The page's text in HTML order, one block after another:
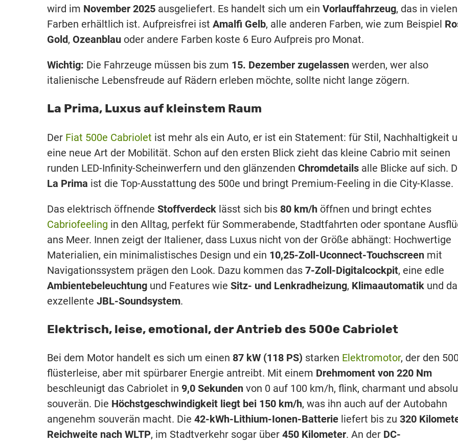
wird im November 2025 ausgeliefert. Es handelt sich um ein Vorlauffahrzeug, das in vielen
Farben erhältlich ist. Aufpreisfrei ist Amalfi Gelb, alle anderen Farben, wie zum Beispiel
Gold, Ozeanblau oder andere Farben koste 6 Euro Aufpreis pro Monat.
Wichtig: Die Fahrzeuge müssen bis zum 15. Dezember zugelassen werden, wer also
italienische Lebensfreude auf Rädern erleben möchte, sollte nicht lange zögern.
La Prima, Luxus auf kleinstem Raum
Der Fiat 500e Cabriolet ist mehr als ein Auto, er ist ein Statement: für Stil, Nachhaltigkeit
eine neue Art der Mobilität. Schon auf den ersten Blick zieht das kleine Cabrio mit seinen
runden LED-Infinity-Scheinwerfern und den glänzenden Chromdetails alle Blicke auf sich.
La Prima ist die Top-Ausstattung des 500e und bringt Premium-Feeling in die City-Klasse.
Das elektrisch öffnende Stoffverdeck lässt sich bis 80 km/h öffnen und bringt echtes
Cabriofeeling in den Alltag, perfekt für Sommerabende, Stadtfahrten oder spontane
ans Meer. Innen zeigt der Italiener, dass Luxus nicht von der Größe abhängt: Hochwertige
Materialien, ein minimalistisches Design und ein 10,25-Zoll-Uconnect-Touchscreen mit
Navigationssystem prägen den Look. Dazu kommen das 7-Zoll-Digitalcockpit, eine edle
Ambientebeleuchtung und Features wie Sitz- und Lenkradheizung, Klimaautomatik und
exzellente JBL-Soundsystem.
Elektrisch, leise, emotional, der Antrieb des 500e Cabriolet
Bei dem Motor handelt es sich um einen 87 kW (118 PS) starken Elektromotor, der den
flüsterleise, aber mit spürbarer Energie antreibt. Mit einem Drehmoment von 220 Nm
beschleunigt das Cabriolet in 9,0 Sekunden von 0 auf 100 km/h, flink, charmant und
souverän. Die Höchstgeschwindigkeit liegt bei 150 km/h, was ihn auch auf der Autobahn
angenehm souverän macht. Die 42-kWh-Lithium-Ionen-Batterie liefert bis zu 320
Reichweite nach WLTP, im Stadtverkehr sogar über 450 Kilometer. An der DC-